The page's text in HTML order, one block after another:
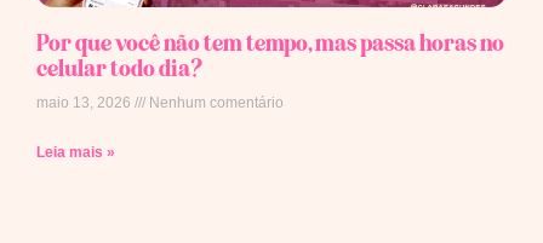
Por que você não tem tempo, mas passa horas no
celular todo dia?
maio 13, 2026 Nenhum comentário
Leia mais »